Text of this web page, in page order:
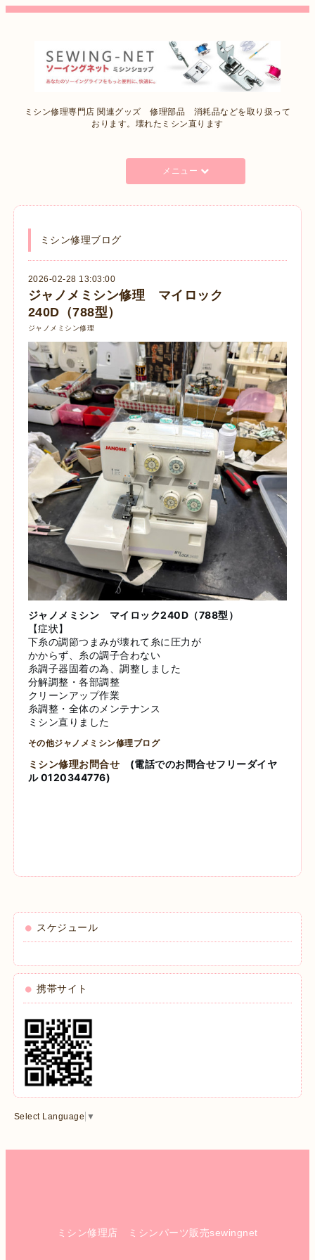
ミシン修理専門店 関連グッズ 修理部品 消耗品などを取り扱って
おります。壊れたミシン直ります
メニュー
ミシン修理ブログ
2026-02-28 13:03:00
ジャノメミシン修理 マイロック
240D（788型）
ジャノメミシン修理
ジャノメミシン マイロック240D（788型）
【症状】
下糸の調節つまみが壊れて糸に圧力が
かからず、糸の調子合わない
糸調子器固着の為、調整しました
分解調整・各部調整
クリーンアップ作業
糸調整・全体のメンテナンス
ミシン直りました
その他ジャノメミシン修理ブログ
ミシン修理お問合せ
(電話でのお問合せフリーダイヤ
ル 0120344776)
スケジュール
携帯サイト
Select Language ▼
ミシン修理店 ミシンパーツ販売sewingnet